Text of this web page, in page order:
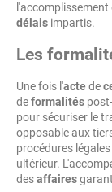
l'accomplissement
délais impartis.
Les
Une fois l'actede
deformalités post-
pour sécuriser le
opposable aux
procédures
ultérieur.
desaffaires